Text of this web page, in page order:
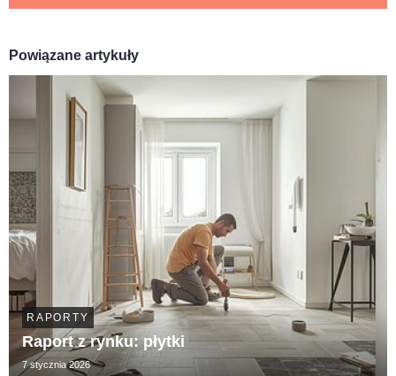
Powiązane artykuły
RAPORTY
Raport z rynku: płytki
7 stycznia 2026